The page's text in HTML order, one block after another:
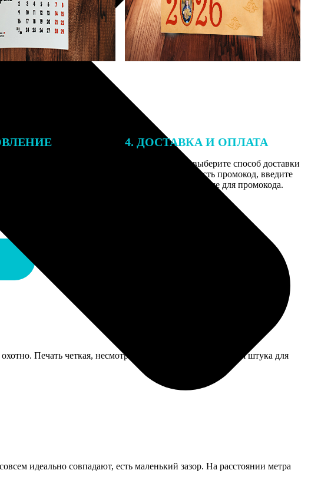
Когда отправим заказ
с трек-номером для
4. ДОСТАВКА И ОПЛАТА
Введите адрес и выберите способ доставки
заказа. Если у вас есть промокод, введите
его в специальное поле для промокода.
Печать четкая, несмотря на мелкий формат. Удобная штука для
идеально совпадают, есть маленький зазор. На расстоянии метра